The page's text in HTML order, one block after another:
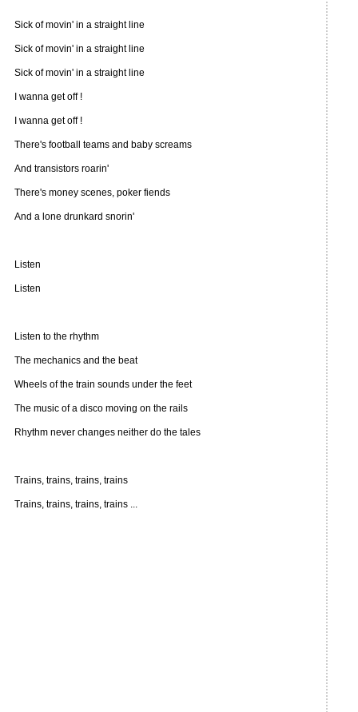
Sick of movin' in a straight line
Sick of movin' in a straight line
Sick of movin' in a straight line
I wanna get off !
I wanna get off !
There's football teams and baby screams
And transistors roarin'
There's money scenes, poker fiends
And a lone drunkard snorin'
Listen
Listen
Listen to the rhythm
The mechanics and the beat
Wheels of the train sounds under the feet
The music of a disco moving on the rails
Rhythm never changes neither do the tales
Trains, trains, trains, trains
Trains, trains, trains, trains ...